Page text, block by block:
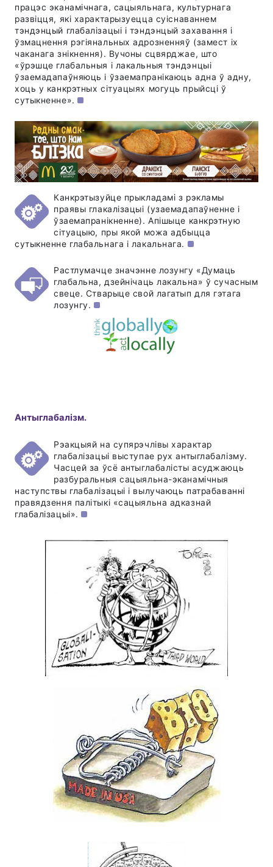
працэс эканамічнага, сацыяльнага, культурнага
развіцця, які характарызуецца суіснаваннем
тэндэнцый глабалізацыі і тэндэнцый захавання і
ўзмацнення рэгіянальных адрозненняў (замест іх
чаканага знікнення). Вучоны сцвярджае, што
«ўрэшце глабальныя і лакальныя тэндэнцыі
ўзаемадапаўняюць і ўзаемапранікаюць адна ў адну,
хоць у канкрэтных сітуацыях могуць прыйсці ў
сутыкненне».
Канкрэтызуйце прыкладамі з рэкламы
праявы глакалізацыі (узаемадапаўненне і
ўзаемапранікненне). Апішыце канкрэтную
сітуацыю, пры якой можа адбыцца
сутыкненне глабальнага і лакальнага.
Растлумачце значэнне лозунгу «Думаць
глабальна, дзейнічаць лакальна» ў сучасным
свеце. Стварыце свой лагатып для гэтага
лозунгу.
Антыглабалізм.
Рэакцыяй на супярэчлівы характар
глабалізацыі выступае рух антыглабалізму.
Часцей за ўсё антыглабалісты асуджаюць
разбуральныя сацыяльна-эканамічныя
наступствы глабалізацыі і вылучаюць патрабаванні
правядзення палітыкі «сацыяльна адказнай
глабалізацыі».